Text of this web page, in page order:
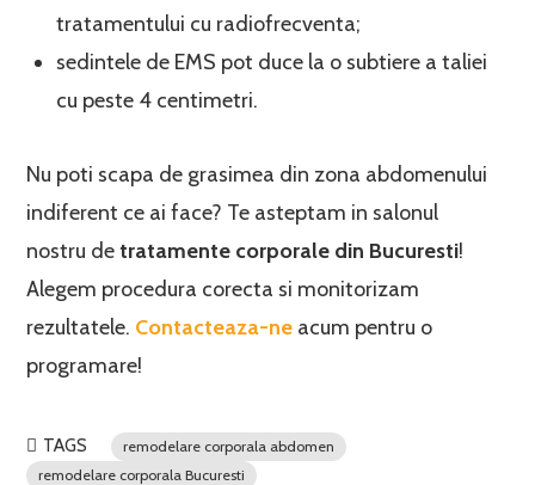
tratamentului cu radiofrecventa;
sedintele de EMS pot duce la o subtiere a taliei
cu peste 4 centimetri.
Nu poti scapa de grasimea din zona abdomenului
indiferent ce ai face? Te asteptam in salonul
nostru detratamente corporale din Bucuresti!
Alegem procedura corecta si monitorizam
rezultatele. Contacteaza-ne acum pentru o
programare!
TAGS
remodelare corporala abdomen
remodelare corporala Bucuresti